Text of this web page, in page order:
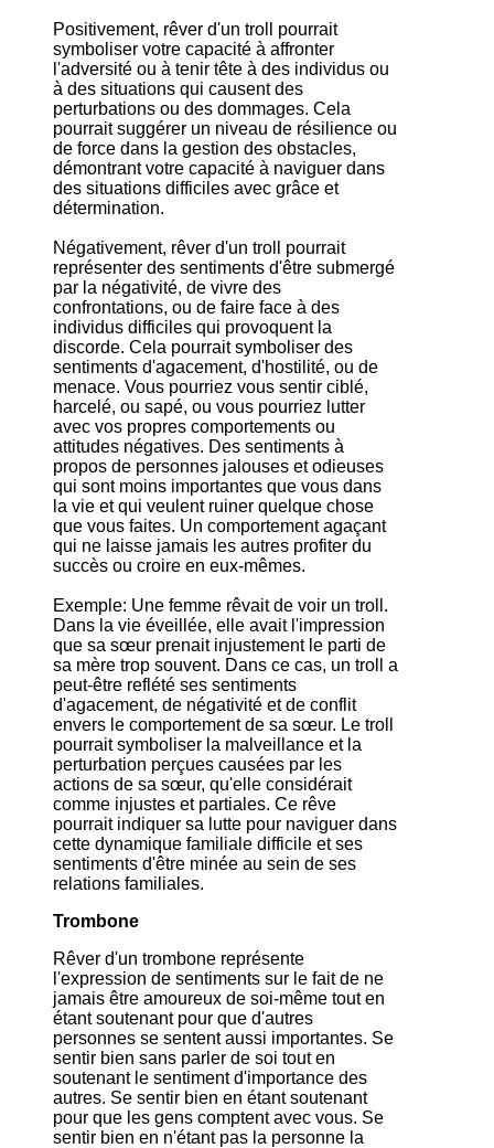
Positivement, rêver d'un troll pourrait
symboliser votre capacité à affronter
l'adversité ou à tenir tête à des individus ou
à des situations qui causent des
perturbations ou des dommages. Cela
pourrait suggérer un niveau de résilience ou
de force dans la gestion des obstacles,
démontrant votre capacité à naviguer dans
des situations difficiles avec grâce et
détermination.
Négativement, rêver d'un troll pourrait
représenter des sentiments d'être submergé
par la négativité, de vivre des
confrontations, ou de faire face à des
individus difficiles qui provoquent la
discorde. Cela pourrait symboliser des
sentiments d'agacement, d'hostilité, ou de
menace. Vous pourriez vous sentir ciblé,
harcelé, ou sapé, ou vous pourriez lutter
avec vos propres comportements ou
attitudes négatives. Des sentiments à
propos de personnes jalouses et odieuses
qui sont moins importantes que vous dans
la vie et qui veulent ruiner quelque chose
que vous faites. Un comportement agaçant
qui ne laisse jamais les autres profiter du
succès ou croire en eux-mêmes.
Exemple: Une femme rêvait de voir un troll.
Dans la vie éveillée, elle avait l'impression
que sa sœur prenait injustement le parti de
sa mère trop souvent. Dans ce cas, un troll a
peut-être reflété ses sentiments
d'agacement, de négativité et de conflit
envers le comportement de sa sœur. Le troll
pourrait symboliser la malveillance et la
perturbation perçues causées par les
actions de sa sœur, qu'elle considérait
comme injustes et partiales. Ce rêve
pourrait indiquer sa lutte pour naviguer dans
cette dynamique familiale difficile et ses
sentiments d'être minée au sein de ses
relations familiales.
Trombone
Rêver d'un trombone représente
l'expression de sentiments sur le fait de ne
jamais être amoureux de soi-même tout en
étant soutenant pour que d'autres
personnes se sentent aussi importantes. Se
sentir bien sans parler de soi tout en
soutenant le sentiment d'importance des
autres. Se sentir bien en étant soutenant
pour que les gens comptent avec vous. Se
sentir bien en n'étant pas la personne la